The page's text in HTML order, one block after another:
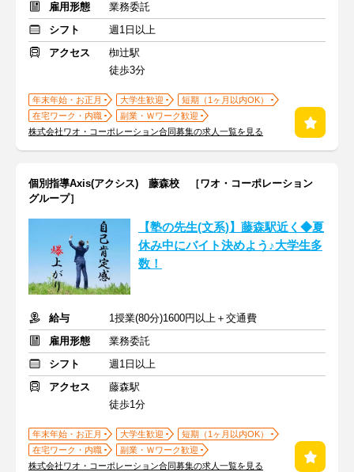
雇用形態
業務委託
シフト
週1日以上
アクセス
椥辻駅
徒歩3分
年末年始・お正月 大学生歓迎
短期（1ヶ月以内OK）
在宅ワーク・内職
副業・Ｗワーク歓迎
株式会社ワオ・コーポレーション合同募集の求人一覧を見る
個別指導Axis(アクシス) 藤森校 ［ワオ・コーポレーション
グループ］
【塾の先生(文系)】藤森駅近く◆夏
休み中にバイト決めよう♪大学生多
数！
給与
1授業(80分)1600円以上＋交通費
雇用形態
業務委託
シフト
週1日以上
アクセス
藤森駅
徒歩1分
年末年始・お正月 大学生歓迎
短期（1ヶ月以内OK）
在宅ワーク・内職
副業・Ｗワーク歓迎
株式会社ワオ・コーポレーション合同募集の求人一覧を見る